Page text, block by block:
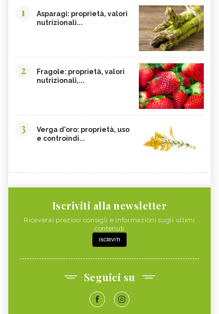
1
Asparagi: proprietà, valori
nutrizionali...
2
Fragole: proprietà, valori
nutrizionali,...
3
Verga d'oro: proprietà, uso
e controindi...
Iscriviti alla newsletter
Riceverai preziosi consigli e informazioni sugli ultimi
contenuti
ISCRIVITI
Seguici su